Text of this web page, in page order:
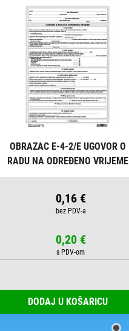
OBRAZAC E-4-2/E UGOVOR O
RADU NA ODREĐENO VRIJEME
FOKUS
0,16 €
0,20 €
DODAJ U KOŠARICU